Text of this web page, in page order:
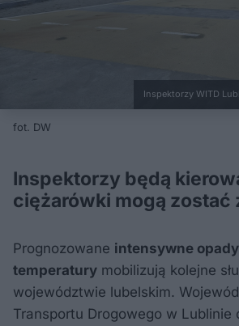
Inspektorzy WITD
fot. DW
Inspektorzy będą
ciężarówki mogą zostać
Prognozowane intensywne
temperatury mobilizują kolejne
województwie lubelskim.
Transportu Drogowego w Lublinie